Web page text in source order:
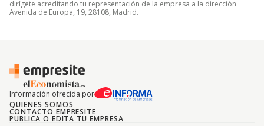
dirígete acreditando tu representación de la empresa a la dirección
Avenida de Europa, 19, 28108, Madrid.
Información ofrecida por
QUIENES SOMOS
CONTACTO EMPRESITE
PUBLICA O EDITA TU EMPRESA